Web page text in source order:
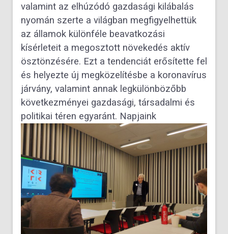
valamint az elhúzódó gazdasági kilábalás
nyomán szerte a világban megfigyelhettük
az államok különféle beavatkozási
kísérleteit a megosztott növekedés aktív
ösztönzésére. Ezt a tendenciát erősítette fel
és helyezte új megközelítésbe a koronavírus
járvány, valamint annak legkülönbözőbb
következményei gazdasági, társadalmi és
politikai téren egyaránt. Napjaink